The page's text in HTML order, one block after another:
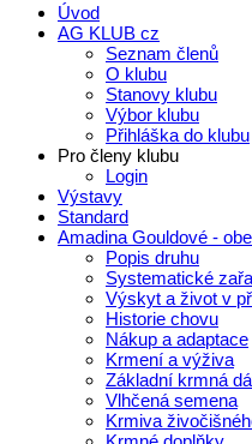
Úvod
AG KLUB cz
Seznam členů
O klubu
Stanovy klubu
Výbor klubu
Přihláška do klubu
Pro členy klubu
Login
Výstavy
Standard
Amadina Gouldové -
Popis druhu
Systematické
Výskyt a život v
Historie chovu
Nákup a adaptace
Krmení a výživa
Základní krmná
Vlhčená semena
Krmiva